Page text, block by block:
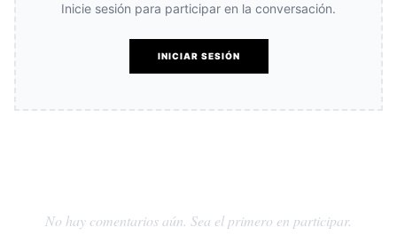
Inicie sesión para participar en la conversación.
INICIAR SESIÓN
No hay comentarios aún. Sea el primero en participar.